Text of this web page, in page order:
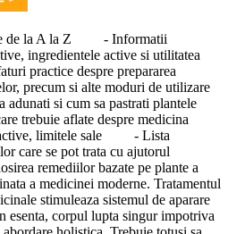
de la A la Z - Informatii
ingredientele active si utilitatea
practice despre prepararea
precum si alte moduri de utilizare
si cum sa pastrati plantele
aflate despre medicina
active, limitele sale - Lista
care se pot trata cu ajutorul
remediilor bazate pe plante a
a medicinei moderne. Tratamentul
stimuleaza sistemul de aparare
esenta, corpul lupta singur impotriva